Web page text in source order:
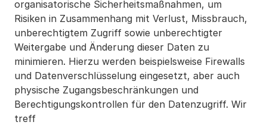
organisatorische Sicherheitsmaßnahmen, um
Risiken in Zusammenhang mit Verlust, Missbrauch,
unberechtigtem Zugriff sowie unberechtigter
Weitergabe und Änderung dieser Daten zu
minimieren. Hierzu werden beispielsweise Firewalls
und Datenverschlüsselung eingesetzt, aber auch
physische Zugangsbeschränkungen und
Berechtigungskontrollen für den Datenzugriff. Wir
treff